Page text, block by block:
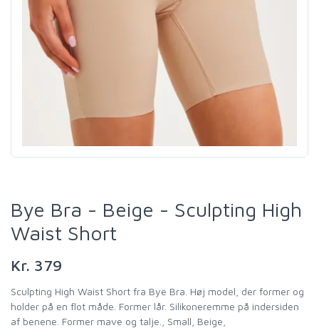
Bye Bra - Beige - Sculpting High
Waist Short
Kr. 379
Sculpting High Waist Short fra Bye Bra. Høj model, der former og
holder på en flot måde. Former lår. Silikoneremme på indersiden
af benene. Former mave og talje., Small, Beige,